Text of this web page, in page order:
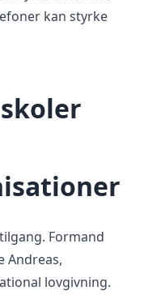
kan styrke
Formand
Andreas,
lovgivning.